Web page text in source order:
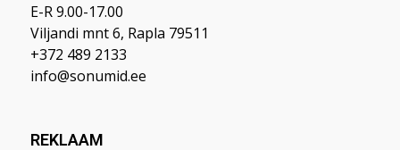
E-R 9.00-17.00
Viljandi mnt 6, Rapla 79511
+372 489 2133
info@sonumid.ee
REKLAAM